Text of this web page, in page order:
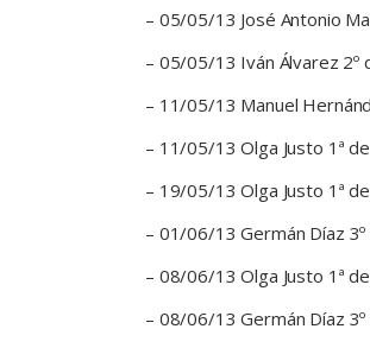
– 05/05/13 José Antonio
– 05/05/13 Iván Álvarez 2º
– 11/05/13 Manuel
– 11/05/13 Olga Justo 1ª
– 19/05/13 Olga Justo 1ª
– 01/06/13 Germán Díaz
– 08/06/13 Olga Justo 1ª
– 08/06/13 Germán Díaz